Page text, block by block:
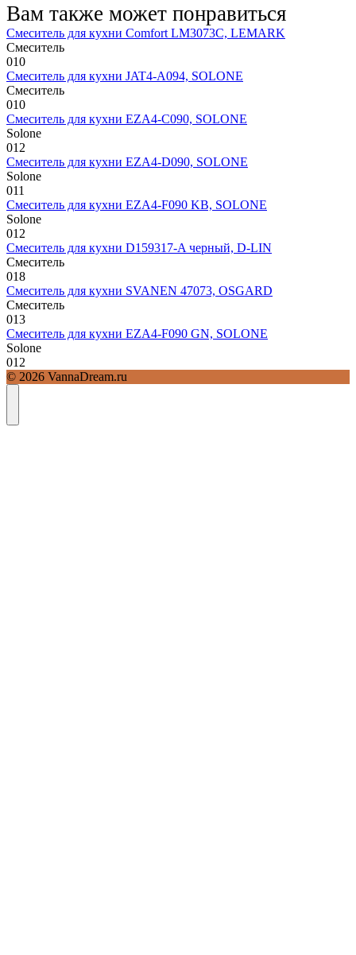
Вам также может понравиться
Смеситель для кухни Comfort LM3073C, LEMARK
Смеситель
010
Смеситель для кухни JAT4-A094, SOLONE
Смеситель
010
Смеситель для кухни EZA4-C090, SOLONE
Solone
012
Смеситель для кухни EZA4-D090, SOLONE
Solone
011
Смеситель для кухни EZA4-F090 KB, SOLONE
Solone
012
Смеситель для кухни D159317-A черный, D-LIN
Смеситель
018
Смеситель для кухни SVANEN 47073, OSGARD
Смеситель
013
Смеситель для кухни EZA4-F090 GN, SOLONE
Solone
012
© 2026 VannaDream.ru